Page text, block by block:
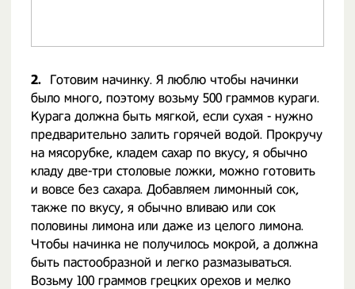
2.
Готовим начинку. Я люблю чтобы начинки
было много, поэтому возьму 500 граммов кураги.
Курага должна быть мягкой, если сухая - нужно
предварительно залить горячей водой. Прокручу
на мясорубке, кладем сахар по вкусу, я обычно
кладу две-три столовые ложки, можно готовить
и вовсе без сахара. Добавляем лимонный сок,
также по вкусу, я обычно вливаю или сок
половины лимона или даже из целого лимона.
Чтобы начинка не получилось мокрой, а должна
быть пастообразной и легко размазываться.
Возьму 100 граммов грецких орехов и мелко